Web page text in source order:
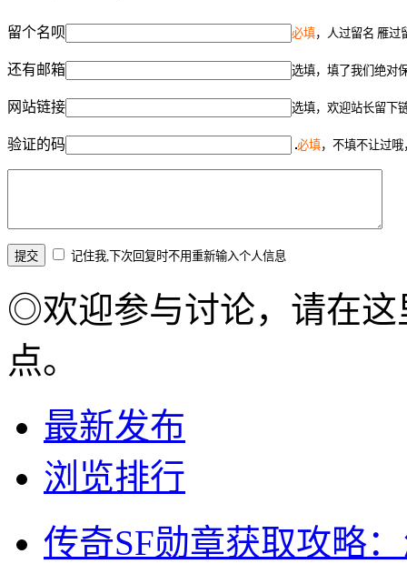
留个名呗 必填，人过留名 雁过
还有邮箱 选填，填了我们绝对
网站链接 选填，欢迎站长留下
验证的码 必填，不填不让过
记住我,下次回复时不用重新输入个人信息
◎欢迎参与讨论，请在这
点。
最新发布
浏览排行
传奇SF勋章获取攻略